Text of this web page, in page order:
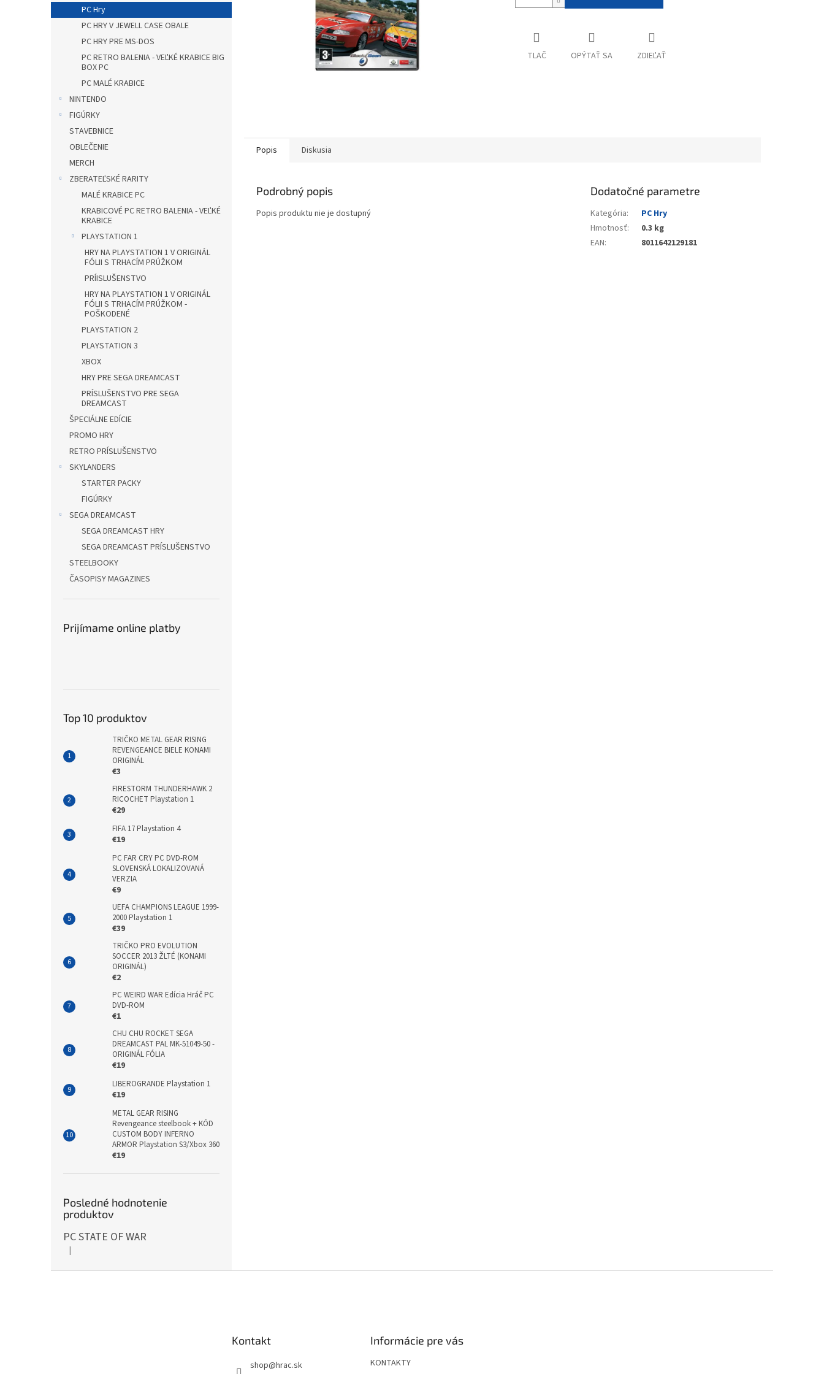
PC Hry
PC HRY V JEWELL CASE OBALE
PC HRY PRE MS-DOS
PC RETRO BALENIA - VEĽKÉ KRABICE BIG
BOX PC
PC MALÉ KRABICE
NINTENDO
FIGÚRKY
STAVEBNICE
OBLEČENIE
MERCH
ZBERATEĽSKÉ RARITY
MALÉ KRABICE PC
KRABICOVÉ PC RETRO BALENIA - VEĽKÉ
KRABICE
PLAYSTATION 1
HRY NA PLAYSTATION 1 V ORIGINÁL
FÓLII S TRHACÍM PRÚŽKOM
PRÍISLUŠENSTVO
HRY NA PLAYSTATION 1 V ORIGINÁL
FÓLII S TRHACÍM PRÚŽKOM -
POŠKODENÉ
PLAYSTATION 2
PLAYSTATION 3
XBOX
HRY PRE SEGA DREAMCAST
PRÍSLUŠENSTVO PRE SEGA
DREAMCAST
ŠPECIÁLNE EDÍCIE
PROMO HRY
RETRO PRÍSLUŠENSTVO
SKYLANDERS
STARTER PACKY
FIGÚRKY
SEGA DREAMCAST
SEGA DREAMCAST HRY
SEGA DREAMCAST PRÍSLUŠENSTVO
STEELBOOKY
ČASOPISY MAGAZINES
Prijímame online platby
Top 10 produktov
TRIČKO METAL GEAR RISING
REVENGEANCE BIELE KONAMI
ORIGINÁL
€3
FIRESTORM THUNDERHAWK 2
RICOCHET Playstation 1
€29
FIFA 17 Playstation 4
€19
PC FAR CRY PC DVD-ROM
SLOVENSKÁ LOKALIZOVANÁ
VERZIA
€9
UEFA CHAMPIONS LEAGUE 1999-
2000 Playstation 1
€39
TRIČKO PRO EVOLUTION
SOCCER 2013 ŽLTÉ (KONAMI
ORIGINÁL)
€2
PC WEIRD WAR Edícia Hráč PC
DVD-ROM
€1
CHU CHU ROCKET SEGA
DREAMCAST PAL MK-51049-50 -
ORIGINÁL FÓLIA
€19
LIBEROGRANDE Playstation 1
€19
METAL GEAR RISING
Revengeance steelbook + KÓD
CUSTOM BODY INFERNO
ARMOR Playstation S3/Xbox 360
€19
Posledné hodnotenie
produktov
PC STATE OF WAR
Hodnotenie produktu je 5 z 5 hviezdičiek.
|
TLAČ OPÝTAŤ SA ZDIEĽAŤ
Popis Diskusia
Podrobný popis
Popis produktu nie je dostupný
Dodatočné parametre
Kategória:
PC Hry
Hmotnosť:
0.3 kg
EAN: 8011642129181
Kontakt
shop@hrac.sk
Informácie pre vás
KONTAKTY